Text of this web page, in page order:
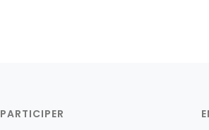
PARTICIPER